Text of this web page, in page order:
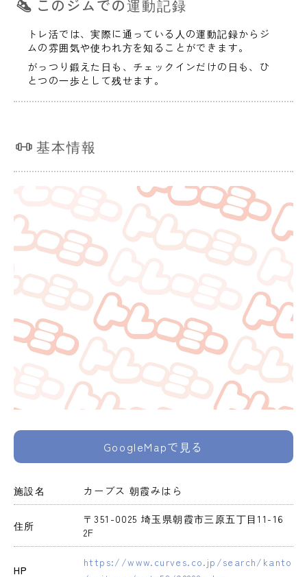
このジムでの運動記録
トレ活では、実際に通っている人の運動記録からジ
ムの雰囲気や使われ方を知ることができます。
がっつり鍛えた日も、チェックインだけの日も、ひ
とつの一歩として残せます。
基本情報
GoogleMapで見る
施設名 カーブス 朝霞みはら
住所
〒351-0025 埼玉県朝霞市三原五丁目11-16
2F
HP
https://www.curves.co.jp/search/kanto